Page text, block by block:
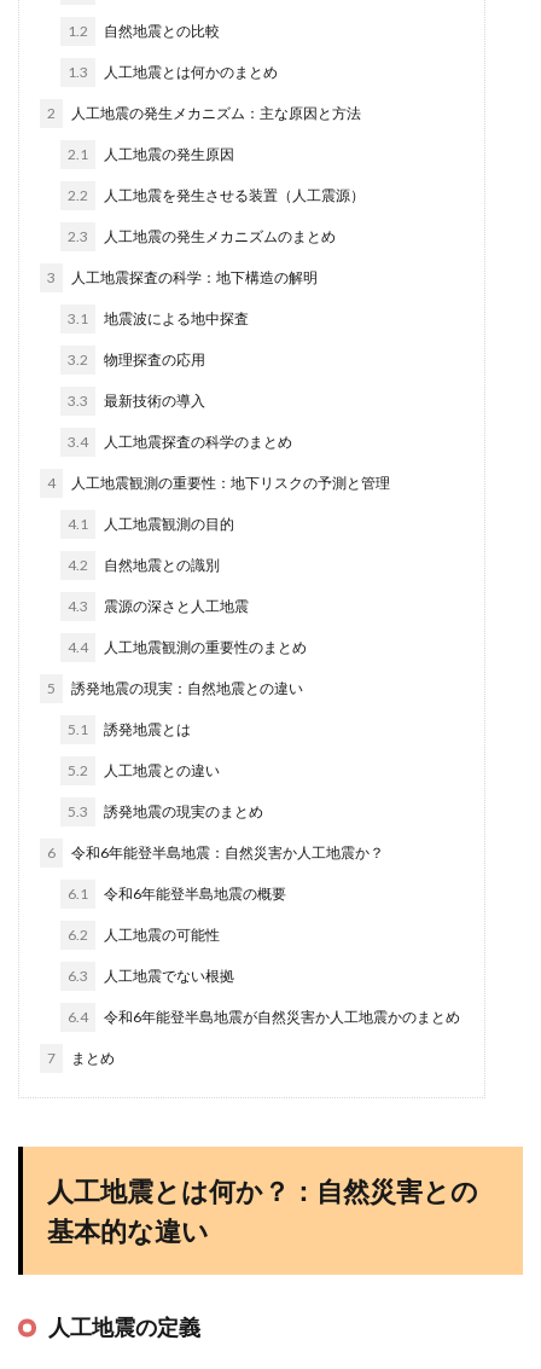
1.2 自然地震との比較
1.3 人工地震とは何かのまとめ
2 人工地震の発生メカニズム：主な原因と方法
2.1 人工地震の発生原因
2.2 人工地震を発生させる装置（人工震源）
2.3 人工地震の発生メカニズムのまとめ
3 人工地震探査の科学：地下構造の解明
3.1 地震波による地中探査
3.2 物理探査の応用
3.3 最新技術の導入
3.4 人工地震探査の科学のまとめ
4 人工地震観測の重要性：地下リスクの予測と管理
4.1 人工地震観測の目的
4.2 自然地震との識別
4.3 震源の深さと人工地震
4.4 人工地震観測の重要性のまとめ
5 誘発地震の現実：自然地震との違い
5.1 誘発地震とは
5.2 人工地震との違い
5.3 誘発地震の現実のまとめ
6 令和6年能登半島地震：自然災害か人工地震か？
6.1 令和6年能登半島地震の概要
6.2 人工地震の可能性
6.3 人工地震でない根拠
6.4 令和6年能登半島地震が自然災害か人工地震かのまとめ
7 まとめ
人工地震とは何か？：自然災害との
基本的な違い
人工地震の定義